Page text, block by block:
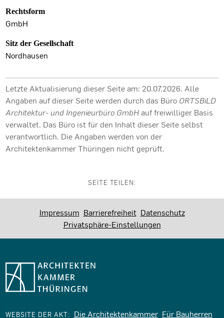
Rechtsform
GmbH
Sitz der Gesellschaft
Nordhausen
Letzte Aktualisierung dieser Seite am: 20.07.2026. Alle
Angaben auf dieser Seite werden durch das Büro ORTSBiLD
Architektur- und Ingenieurbüro GmbHauf freiwilliger Basis
verwaltet. Das Büro ist für den Inhalt dieser Seite selbst
verantwortlich. Die Angaben werden von der
Architektenkammer Thüringen nicht geprüft.
SEITE TEILEN:
Impressum Barrierefreiheit Datenschutz
Privatsphäre-Einstellungen
WEBSITE DER AKT: Die Architektenkammer Für Bauherren